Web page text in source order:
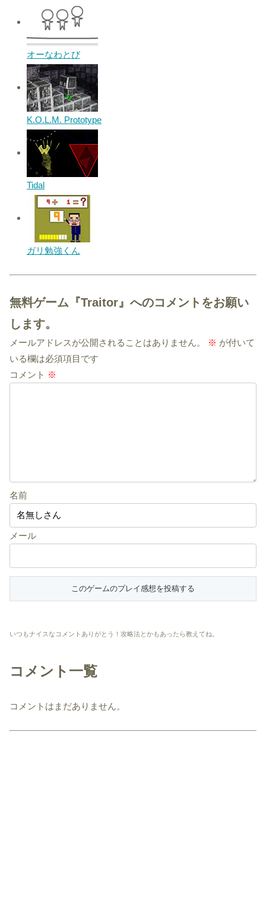
オーなわとび
K.O.L.M. Prototype
Tidal
ガリ勉強くん
無料ゲーム『Traitor』へのコメントをお願い
します。
メールアドレスが公開されることはありません。 ※ が付いて
いる欄は必須項目です
コメント ※
名前
メール
いつもナイスなコメントありがとう！攻略法とかもあったら教えてね。
コメント一覧
コメントはまだありません。